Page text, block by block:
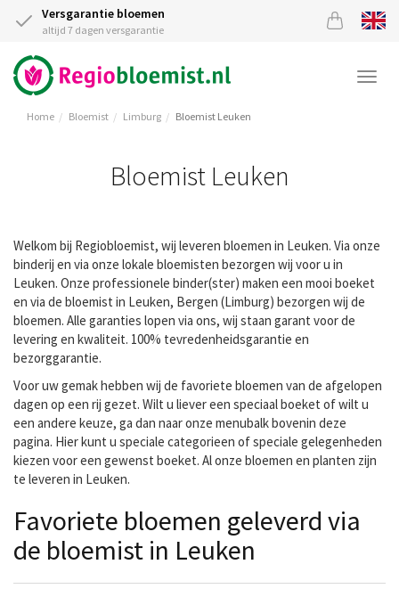
Versgarantie bloemen
altijd 7 dagen versgarantie
Home Bloemist Limburg Bloemist Leuken
Bloemist Leuken
Welkom bij Regiobloemist, wij leveren bloemen in Leuken. Via onze
binderij en via onze lokale bloemisten bezorgen wij voor u in
Leuken. Onze professionele binder(ster) maken een mooi boeket
en via de bloemist in Leuken, Bergen (Limburg) bezorgen wij de
bloemen. Alle garanties lopen via ons, wij staan garant voor de
levering en kwaliteit. 100% tevredenheidsgarantie en
bezorggarantie.
Voor uw gemak hebben wij de favoriete bloemen van de afgelopen
dagen op een rij gezet. Wilt u liever een speciaal boeket of wilt u
een andere keuze, ga dan naar onze menubalk bovenin deze
pagina. Hier kunt u speciale categorieen of speciale gelegenheden
kiezen voor een gewenst boeket. Al onze bloemen en planten zijn
te leveren in Leuken.
Favoriete bloemen geleverd via
de bloemist in Leuken